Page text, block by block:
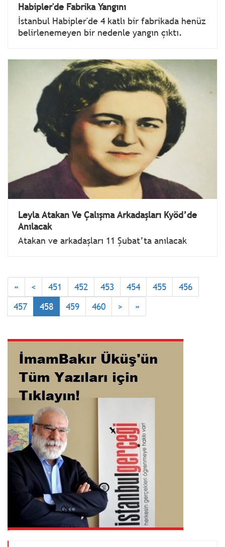
Habipler'de Fabrika Yangını
İstanbul Habipler'de 4 katlı bir fabrikada henüz
belirlenemeyen bir nedenle yangın çıktı.
Leyla Atakan Ve Çalışma Arkadaşları Kyöd’de
Anılacak
Atakan ve arkadaşları 11 Şubat’ta anılacak
« < 451 452 453 454 455
456
457
458 459 460 > »